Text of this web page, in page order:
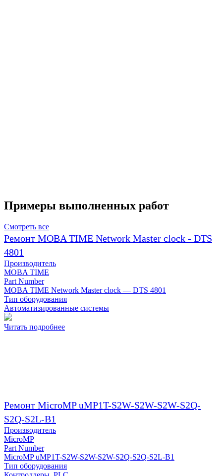
Примеры выполненных работ
Смотреть все
Ремонт MOBA TIME Network Master clock - DTS
4801
Производитель
MOBA TIME
Part Number
MOBA TIME Network Master clock — DTS 4801
Тип оборудования
Автоматизированные системы
Читать подробнее
Ремонт MicroMP uMP1T-S2W-S2W-S2W-S2Q-
S2Q-S2L-B1
Производитель
MicroMP
Part Number
MicroMP uMP1T-S2W-S2W-S2W-S2Q-S2Q-S2L-B1
Тип оборудования